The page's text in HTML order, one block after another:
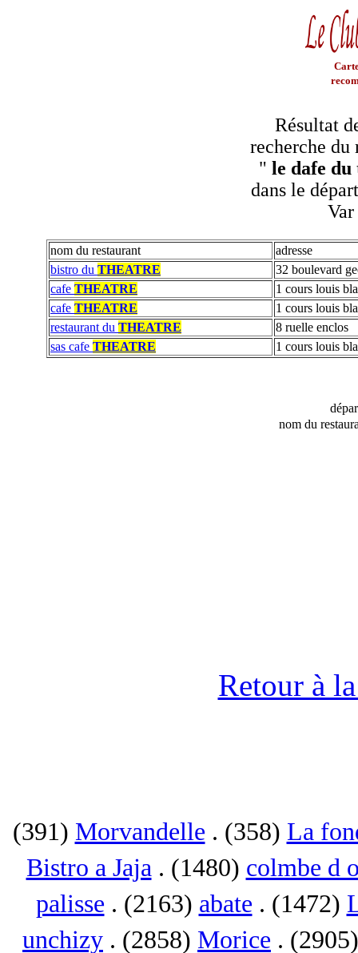
Résultat
recherche du
" le dafe du
dans le
Var
nom du restaurant
adresse
bistro du THEATRE
32 boulevard
cafe THEATRE
1 cours louis
cafe THEATRE
1 cours louis
restaurant du THEATRE
8 ruelle enclos
sas cafe THEATRE 1 cours louis
nom du
Retour à
(391) Morvandelle . (358) La
Bistro a Jaja. (1480) colmbe d
palisse . (2163) abate . (1472)
unchizy . (2858) Morice .